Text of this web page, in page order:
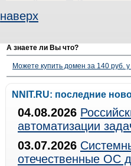
наверх
А знаете ли Вы что?
Можете купить домен за 140 руб.
NNIT.RU: последние
04.08.2026
автоматизации
03.07.2026
отечественные ОС